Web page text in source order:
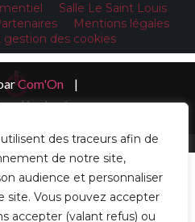
des traceurs afin de
de notre site,
audience et personnaliser
site. Vous pouvez accepter
accepter (valant refus) ou
Salle Le Saint Louis
Mentions légales
des cookies
Com'On
|
légales /